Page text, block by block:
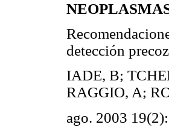
detección
IADE, B;
RAGGIO, A;
ago. 2003